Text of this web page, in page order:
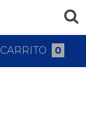
CARRITO 0